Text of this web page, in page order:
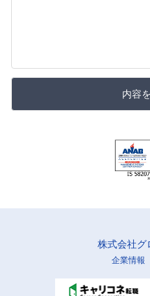
内容
株式会社グ
企業情報